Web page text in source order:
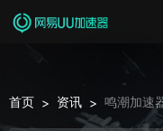
首页 > 资讯 > 鸣潮加速